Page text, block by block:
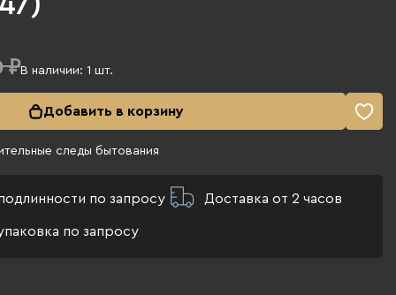
₽В наличии: 1 шт.
Добавить в корзину
следы бытования
по запросу Доставка от 2 часов
по запросу